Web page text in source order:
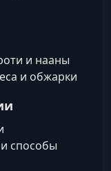
и нааны
и обжарки
способы